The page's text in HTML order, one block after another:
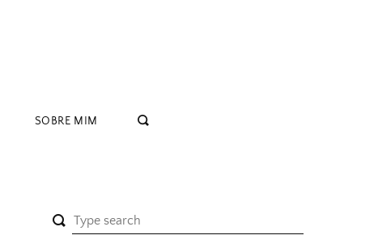
SOBRE MIM